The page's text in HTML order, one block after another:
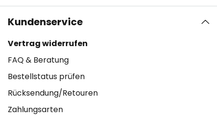
Kundenservice
Vertrag widerrufen
FAQ & Beratung
Bestellstatus prüfen
Rücksendung/Retouren
Zahlungsarten